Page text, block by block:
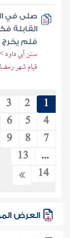
صلى في
القابلة
فلم يخرج
سنن أبي
قيام شهر
1
2
3
4
5
6
7
8
9
...
13
14
العرض